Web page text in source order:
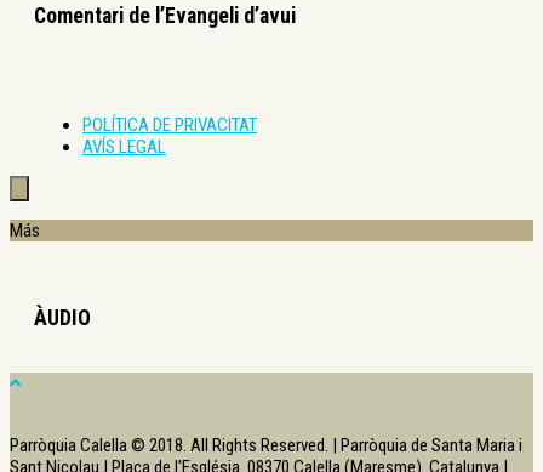
Comentari de l’Evangeli d’avui
POLÍTICA DE PRIVACITAT
AVÍS LEGAL
Más
ÀUDIO
Parròquia Calella © 2018. All Rights Reserved. | Parròquia de Santa Maria i
Sant Nicolau | Plaça de l'Església. 08370 Calella (Maresme). Catalunya |